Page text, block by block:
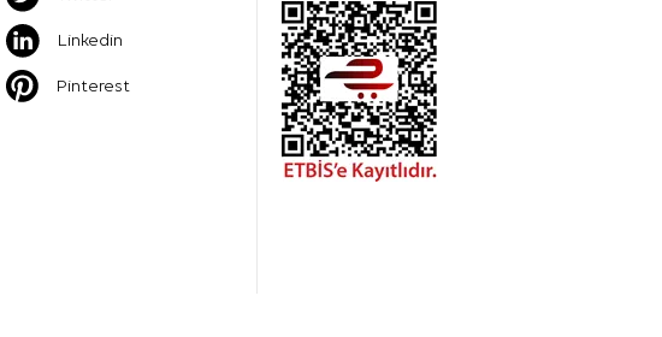
Linkedin
Pinterest